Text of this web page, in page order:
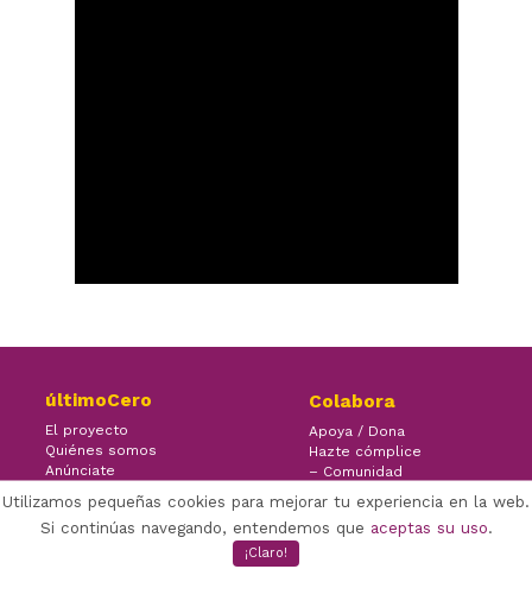
últimoCero
El proyecto
Quiénes somos
Anúnciate
Colabora
Apoya / Dona
Hazte cómplice
– Comunidad
Utilizamos pequeñas cookies para mejorar tu experiencia en la web.
Si continúas navegando, entendemos que aceptas su uso.
¡Claro!